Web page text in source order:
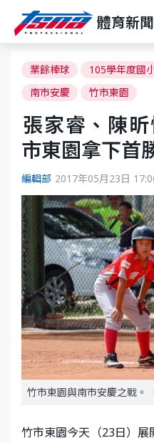
體育新
業餘棒球
105學年度國
南市安慶
竹市東園
張家睿、陳
市東園拿下首
編輯部 2017年05月23日
竹市東園與南市安慶之戰。
竹市東園今天（23日）展